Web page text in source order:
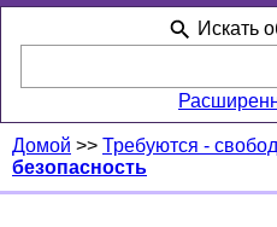
Искать
Домой >> Требуются -
безопасность